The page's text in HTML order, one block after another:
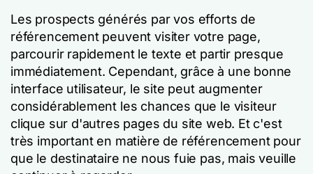
Les prospects générés par vos efforts de
référencement peuvent visiter votre page,
parcourir rapidement le texte et partir presque
immédiatement. Cependant, grâce à une bonne
interface utilisateur, le site peut augmenter
considérablement les chances que le visiteur
clique sur d'autres pages du site web. Et c'est
très important en matière de référencement pour
que le destinataire ne nous fuie pas, mais veuille